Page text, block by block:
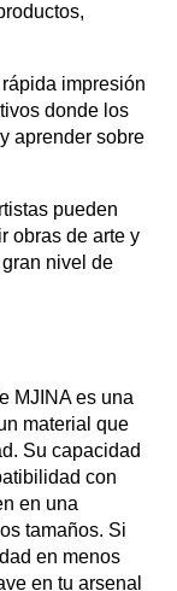
impresión
donde los
aprender sobre
pueden
obras de arte y
nivel de
MJINA es una
material que
Su capacidad
con
en una
tamaños. Si
en menos
en tu arsenal